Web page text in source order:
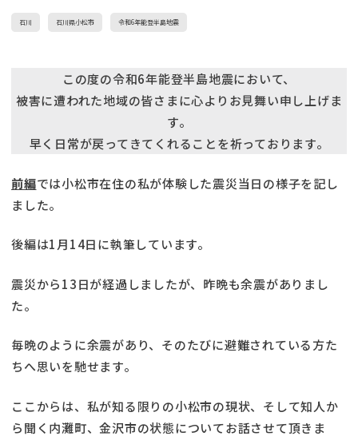
石川 石川県小松市 令和6年能登半島地震
この度の令和6年能登半島地震において、
被害に遭われた地域の皆さまに心よりお見舞い申し上げま
す。
早く日常が戻ってきてくれることを祈っております。
前編では小松市在住の私が体験した震災当日の様子を記し
ました。
後編は1月14日に執筆しています。
震災から13日が経過しましたが、昨晩も余震がありまし
た。
毎晩のように余震があり、そのたびに避難されている方た
ちへ思いを馳せます。
ここからは、私が知る限りの小松市の現状、そして知人か
ら聞く内灘町、金沢市の状態についてお話させて頂きま